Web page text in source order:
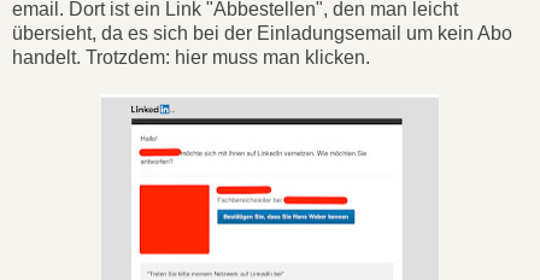
email. Dort ist ein Link "Abbestellen", den man leicht
übersieht, da es sich bei der Einladungsemail um kein Abo
handelt. Trotzdem: hier muss man klicken.